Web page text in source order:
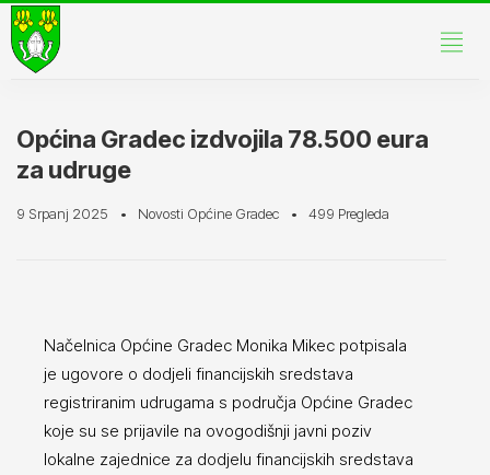
Općina Gradec izdvojila 78.500 eura
za udruge
9 Srpanj 2025 Novosti Općine Gradec 499 Pregleda
Načelnica Općine Gradec Monika Mikec potpisala
je ugovore o dodjeli financijskih sredstava
registriranim udrugama s područja Općine Gradec
koje su se prijavile na ovogodišnji javni poziv
lokalne zajednice za dodjelu financijskih sredstava